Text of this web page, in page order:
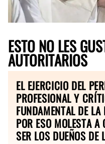
ESTO NO LES
AUTORITARIOS
EL EJERCICIO DEL
PROFESIONAL Y
FUNDAMENTAL DE
POR ESO MOLESTA A
SER LOS DUEÑOS DE